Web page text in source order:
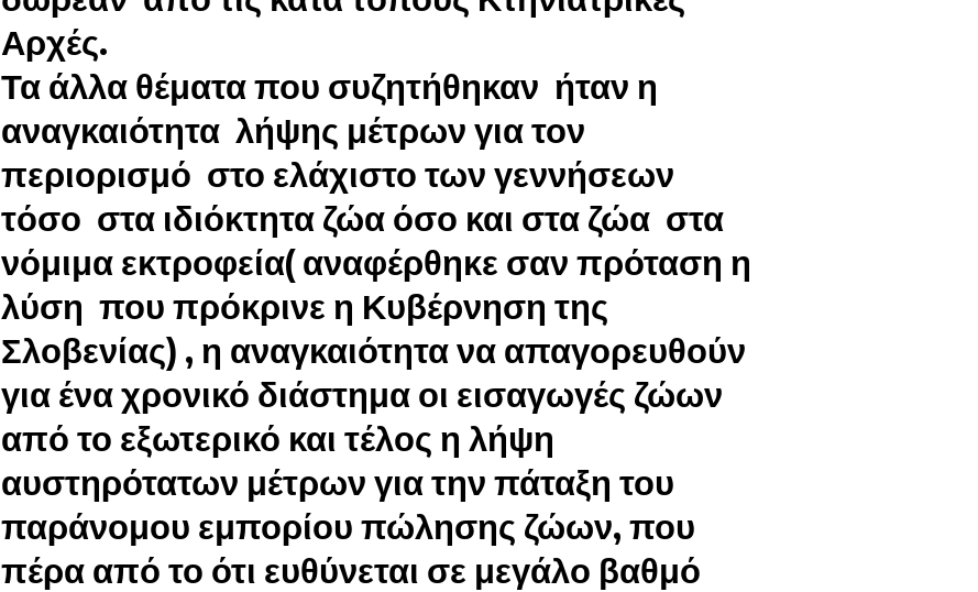
Αρχές.
Τα άλλα θέματα που συζητήθηκαν ήταν η
αναγκαιότητα λήψης μέτρων για τον
περιορισμό στο ελάχιστο των γεννήσεων
τόσο στα ιδιόκτητα ζώα όσο και στα ζώα στα
νόμιμα εκτροφεία( αναφέρθηκε σαν πρόταση η
λύση που πρόκρινε η Κυβέρνηση της
Σλοβενίας) , η αναγκαιότητα να απαγορευθούν
για ένα χρονικό διάστημα οι εισαγωγές ζώων
από το εξωτερικό και τέλος η λήψη
αυστηρότατων μέτρων για την πάταξη του
παράνομου εμπορίου πώλησης ζώων, που
πέρα από το ότι ευθύνεται σε μεγάλο βαθμό